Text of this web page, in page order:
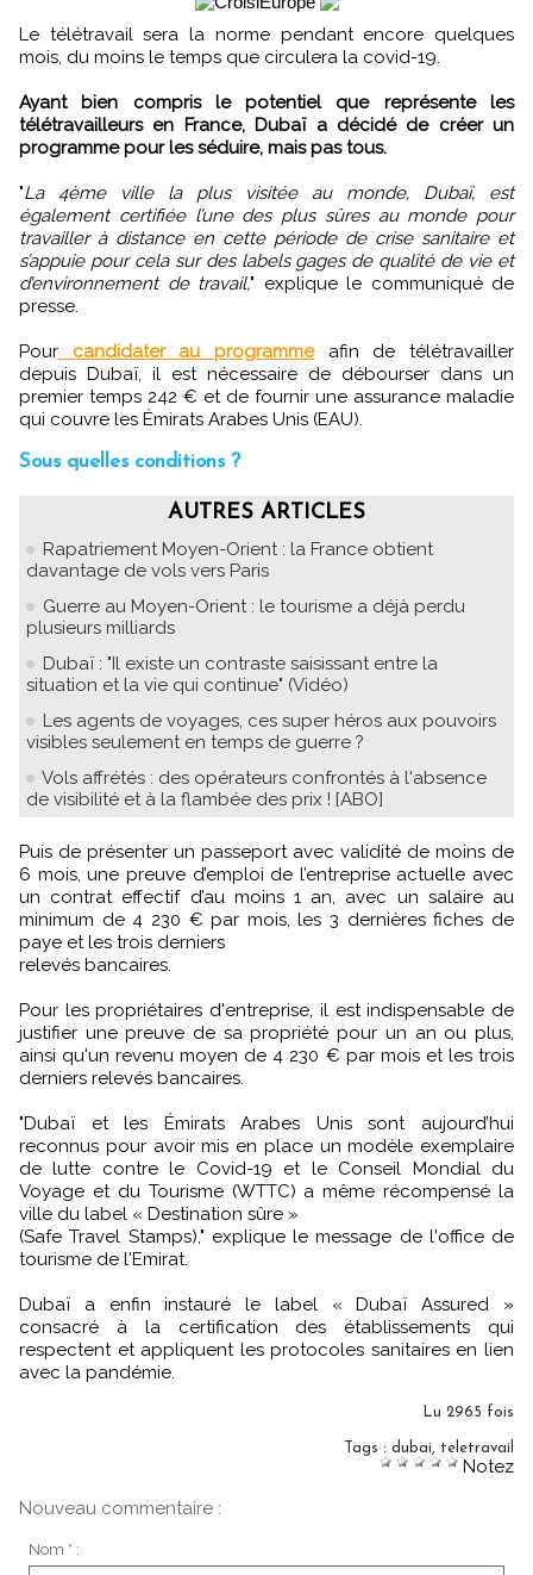
Le télétravail sera la norme pendant encore quelques
mois, du moins le temps que circulera la covid-19.
Ayant bien compris le potentiel que représente les
télétravailleurs en France, Dubaï a décidé de créer un
programme pour les séduire, mais pas tous.
"La 4ème ville la plus visitée au monde, Dubaï, est
également certifiée l’une des plus sûres au monde pour
travailler à distance en cette période de crise sanitaire et
s’appuie pour cela sur des labels gages de qualité de vie et
d’environnement de travail," explique le communiqué de
presse.
Pour candidater au programmeafin de télétravailler
depuis Dubaï, il est nécessaire de débourser dans un
premier temps 242 € et de fournir une assurance maladie
qui couvre les Émirats Arabes Unis (EAU).
Sous quelles conditions ?
AUTRES ARTICLES
Rapatriement Moyen-Orient : la France obtient
davantage de vols vers Paris
Guerre au Moyen-Orient : le tourisme a déjà perdu
plusieurs milliards
Dubaï : "Il existe un contraste saisissant entre la
situation et la vie qui continue" (Vidéo)
Les agents de voyages, ces super héros aux pouvoirs
visibles seulement en temps de guerre ?
Vols affrétés : des opérateurs confrontés à l'absence
de visibilité et à la flambée des prix ! [ABO]
Puis de présenter un passeport avec validité de moins de
6 mois, une preuve d’emploi de l’entreprise actuelle avec
un contrat effectif d’au moins 1 an, avec un salaire au
minimum de 4 230 € par mois, les 3 dernières fiches de
paye et les trois derniers
relevés bancaires.
Pour les propriétaires d'entreprise, il est indispensable de
justifier une preuve de sa propriété pour un an ou plus,
ainsi qu'un revenu moyen de 4 230 € par mois et les trois
derniers relevés bancaires.
"Dubaï et les Émirats Arabes Unis sont aujourd’hui
reconnus pour avoir mis en place un modèle exemplaire
de lutte contre le Covid-19 et le Conseil Mondial du
Voyage et du Tourisme (WTTC) a même récompensé la
ville du label « Destination sûre »
(Safe Travel Stamps)," explique le message de l'office de
tourisme de l'Emirat.
Dubaï a enfin instauré le label « Dubaï Assured »
consacré à la certification des établissements qui
respectent et appliquent les protocoles sanitaires en lien
avec la pandémie.
Lu 2965 fois
Tags : dubai, teletravail
Notez
Nouveau commentaire :
Nom * :